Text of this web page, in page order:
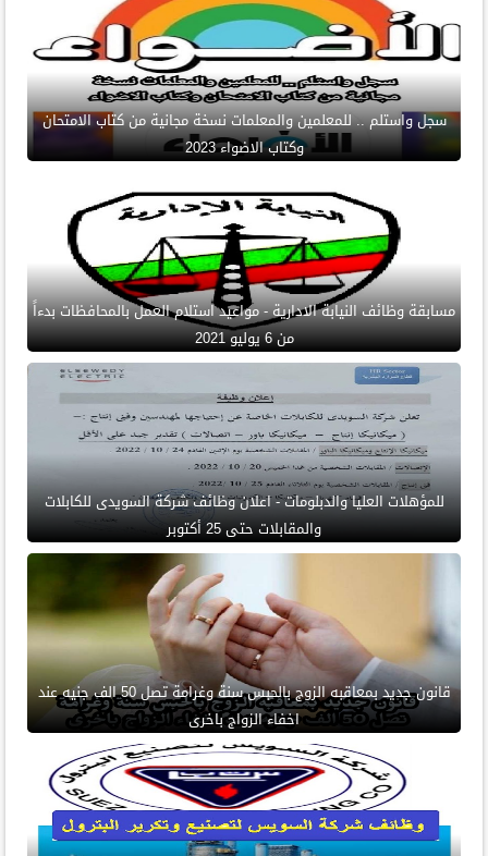
سجل واستلم .. للمعلمين والمعلمات نسخة مجانية من كتاب الامتحان
وكتاب الاضواء 2023
مسابقة وظائف النيابة الادارية - مواعيد استلام العمل بالمحافظات بدءاً
من 6 يوليو 2021
للمؤهلات العليا والدبلومات - اعلان وظائف شركة السويدى للكابلات
والمقابلات حتى 25 أكتوبر
قانون جديد بمعاقبه الزوج بالحبس سنة وغرامة تصل 50 الف جنيه عند
اخفاء الزواج باخرى